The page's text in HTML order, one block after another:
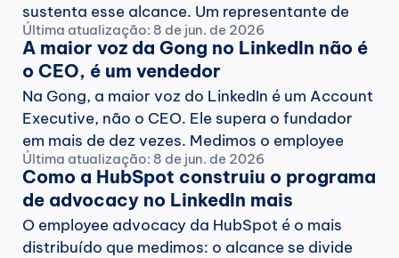
sustenta esse alcance. Um representante de
vendas supera até o CEO em engagement.
Medimos o advocacy da lemlist e o playbook de
marca do fundador amplificada pela equipe
vale a pena copiar.
Última atualização: 8 de jun. de 2026
A maior voz da Gong no LinkedIn não é
o CEO, é um vendedor
Na Gong, a maior voz do LinkedIn é um Account
Executive, não o CEO. Ele supera o fundador
em mais de dez vezes. Medimos o employee
advocacy da Gong e o que ele revela sobre
onde está o seu verdadeiro talento escondido
no LinkedIn.
Última atualização: 8 de jun. de 2026
Como a HubSpot construiu o programa
de advocacy no LinkedIn mais
distribuído
O employee advocacy da HubSpot é o mais
distribuído que medimos: o alcance se divide